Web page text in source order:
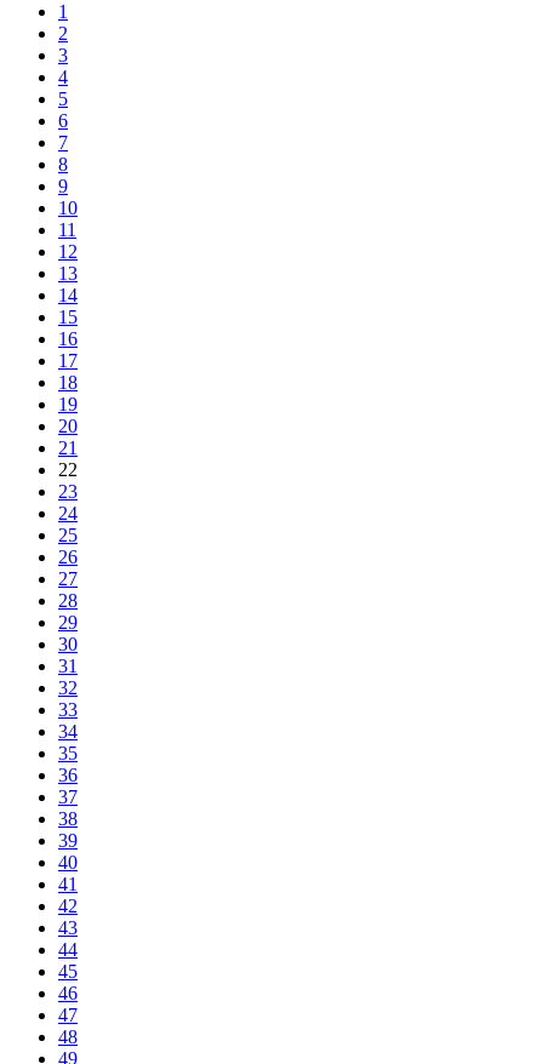
1
2
3
4
5
6
7
8
9
10
11
12
13
14
15
16
17
18
19
20
21
22
23
24
25
26
27
28
29
30
31
32
33
34
35
36
37
38
39
40
41
42
43
44
45
46
47
48
49